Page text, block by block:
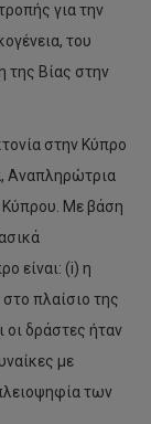
για την
του
της Βίας στην
στην Κύπρο
Αναπληρώτρια
Κύπρου. Με βάση
είναι: (i) η
πλαίσιο της
οι δράστες ήταν
με
των